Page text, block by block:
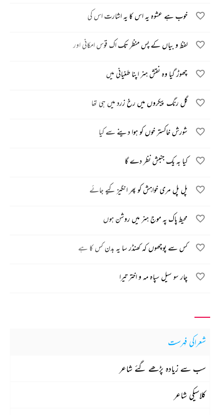
خوب ہے عشوہ یہ اس کا یہ اشارت اس کی
لفظ و بیاں کے پس منظر تک اک قوس امکانی اور
چھوڑ گیا وہ نقش ہنر اپنا طغیانی میں
گل رنگ پیکروں میں رخ زرد میں ہی تھا
شورش خاکستر خوں کو ہوا دینے سے کیا
کیا بہ یک جنبش نظر دے گا
پل پل مری خواہش کو پھر انگیز کیے جائے
محیط پاک پہ موج ہنر میں روشن ہوں
کس سے پوچھوں کہ کھنڈر سا یہ بدن کس کا ہے
چار سو سیل سپاہ مہ و اختر تیرا
شعراکی فہرست
سب سے زیادہ پڑھے گئے شاعر
کلاسیکی شاعر